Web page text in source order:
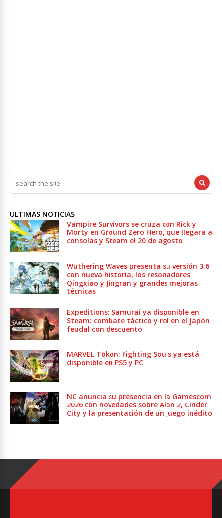
ULTIMAS NOTICIAS
Vampire Survivors se cruza con Rick y
Morty en Ground Zero Hero, que llegará a
consolas y Steam el 20 de agosto
Wuthering Waves presenta su versión 3.6
con nueva historia, los resonadores
Qingxiao y Jingran y grandes mejoras
técnicas
Expeditions: Samurai ya disponible en
Steam: combate táctico y rol en el Japón
feudal con descuento
MARVEL Tōkon: Fighting Souls ya está
disponible en PS5 y PC
NC anuncia su presencia en la Gamescom
2026 con novedades sobre Aion 2, Cinder
City y la presentación de un juego inédito